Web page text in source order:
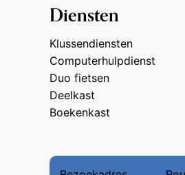
Diensten
Klussendiensten
Computerhulpdienst
Duo fietsen
Deelkast
Boekenkast